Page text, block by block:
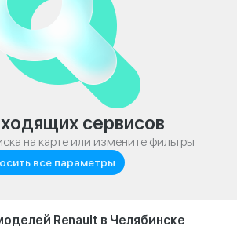
сервисов
на карте или измените фильтры
все параметры
Renault в Челябинске